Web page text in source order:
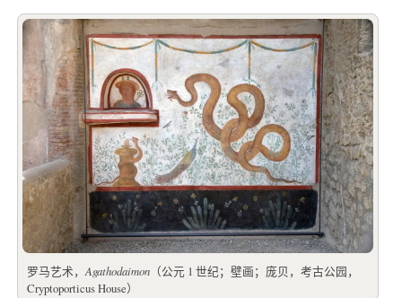
罗马艺术，Agathodaimon（公元 1 世纪；壁画；庞贝，考古公园，
Cryptoporticus House）